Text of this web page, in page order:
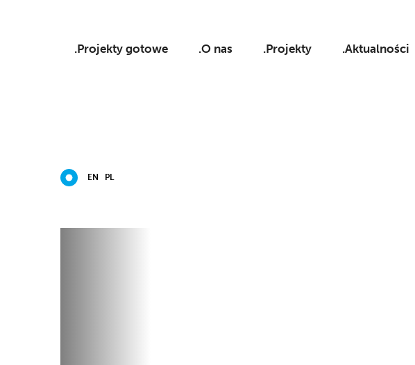
.Projekty gotowe .O nas .Projekty .Aktualności
EN PL